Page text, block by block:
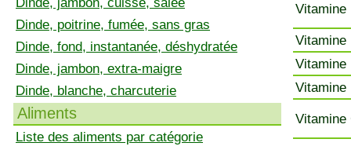
Dinde, poitrine, fumée, sans gras
Dinde, fond, instantanée, déshydratée
Dinde, jambon, extra-maigre
Dinde, blanche, charcuterie
Aliments
Liste des aliments par catégorie
Vitamine
Vitamine
Vitamine
Vitamine
Vitamine